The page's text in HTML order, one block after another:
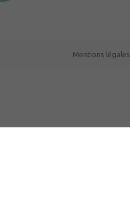
Mentions légales